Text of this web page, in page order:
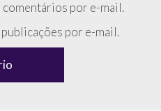
por e-mail.
por e-mail.